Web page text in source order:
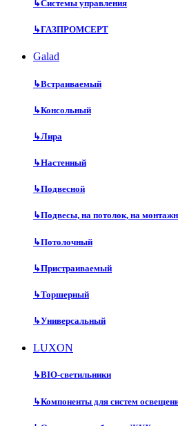
↳Системы управления
↳ГАЗПРОМСЕРТ
Galad
↳Встраиваемый
↳Консольный
↳Лира
↳Настенный
↳Подвесной
↳Подвесы, на потолок, на
↳Потолочный
↳Пристраиваемый
↳Торшерный
↳Универсальный
LUXON
↳BIO-светильники
↳Компоненты для систем